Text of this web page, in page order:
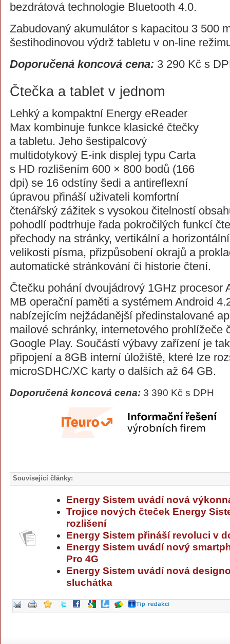
bezdrátová technologie Bluetooth 4.0.
Zabudovaný akumulátor s kapacitou 3 500
šestihodinovou výdrž tabletu v on-line
Doporučená koncová cena: 3 290 Kč s
Čtečka a tablet v jednom
Lehký a kompaktní Energy eReader
Max kombinuje funkce klasické čtečky
a tabletu. Jeho šestipalcový
multidotykový E-ink displej typu Carta
s HD rozlišením 600 × 800 bodů (166
dpi) se 16 odstíny šedi a antireflexní
úpravou přináší uživateli komfortní
čtenářský zážitek s vysokou čitelností
pohodlí podtrhuje řada pokročilých funkcí
přechody na stránky, vertikální a
velikosti písma, přizpůsobení okrajů a
automatické stránkování či historie čtení.
Čtečku pohání dvoujádrový 1GHz procesor
MB operační paměti a systémem Android
nabízejícím nejžádanější předinstalované
mailové schránky, internetového prohlížeče
Google Play. Součástí výbavy zařízení je
připojení a 8GB interní úložiště, které lze
microSDHC/XC karty o dalších až 64 GB.
Doporučená koncová cena: 3 390 Kč s DPH
Související články:
Energy Sistem uvádí nová
Trojice nových čteček Energy
rozlišení
Energy Sistem přináší revoluci v
Energy Sistem uvádí nový
Pro 4G
Energy Sistem uvádí nová
sluchátka